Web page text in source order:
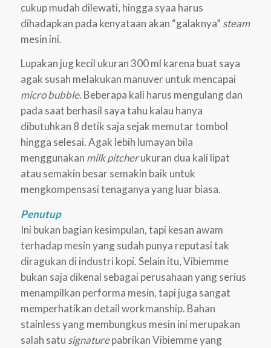
cukup mudah dilewati, hingga syaa harus
dihadapkan pada kenyataan akan “galaknya” steam
mesin ini.
Lupakan jug kecil ukuran 300 ml karena buat saya
agak susah melakukan manuver untuk mencapai
micro bubble. Beberapa kali harus mengulang dan
pada saat berhasil saya tahu kalau hanya
dibutuhkan 8 detik saja sejak memutar tombol
hingga selesai. Agak lebih lumayan bila
menggunakan milk pitcherukuran dua kali lipat
atau semakin besar semakin baik untuk
mengkompensasi tenaganya yang luar biasa.
Penutup
Ini bukan bagian kesimpulan, tapi kesan awam
terhadap mesin yang sudah punya reputasi tak
diragukan di industri kopi. Selain itu, Vibiemme
bukan saja dikenal sebagai perusahaan yang serius
menampilkan performa mesin, tapi juga sangat
memperhatikan detail workmanship. Bahan
stainless yang membungkus mesin ini merupakan
salah satu signaturepabrikan Vibiemme yang